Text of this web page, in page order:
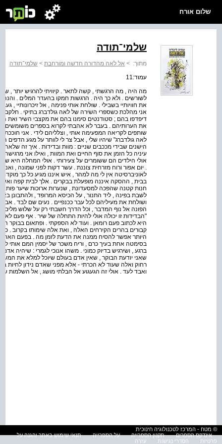
שלום אורח
שלמי־תודה
מתוך: > אל לאה מהדורה חדשה ומורחבת > שלמי־תודה
עמוד:11
מה היה , מה הרגשתי , קשה לתאר . קיוויתי להרגיש יותר ,
לשורשים . ולא כך היה . הרגשות חמקו בהעדר המלים . והנה
את חוויותיי בשבילי . שולחת אותי פנימה , אל זיכרונותיי ,
אני מהלכת כשספרי השירה של לאה גולדברג בתיקי . חלקם
דיפדפו בהם ; סטודנטים סימנו בהם את מקצבי השיר ואת
את הערותיהם . בעבר לא אהבתי לקרוא בספרים משומשים ,
שותפים לקריאה המפעימה אותי , וצלליהם לידי . אני
לאה גולדברג" שיהיו שלי , אבל צר לי לוותר על מגע הדפים
הישנים שבידי מככבים שניים : מוות ובדידות . איך זה שלאה
עיניה כל הזמן את סוף החיים ואת המוות , ואילו אני
אולי הילדים הם ששומרים על צעירותי . אולי המחלה היא
. יום אפור ורוח מזרחית צוננת . עשר דקות לפני שמונה ,
לאוניברסיטה אין לי מה למהר , איש איננו מגיע כל כך
בבית , ההסקה איננה מופעלת בבקרים . אלך לבית קפה
חנות קטנה שהפכה למסעדונת , שנערות ארוכות שיער
לשבת בפינה , ליד התנור , על הכיסא המרופד , ולהתבונן
ושולחת את מעיליהם לכל עבר ככנפיים . נעים שם לבד .
הפונה אל נוף המדבר , וכל הדרך חשבתי רק על שלוש מלים
"הבדידות זו יכולה אולי להיות התחלה של שיר . אף פעם
היא לכתוב פעם רומאן . ועוד לא הספקתי . ופתאום בבוקר
קבורים בהרים הקירחים האלה , ואת אלה שימותו בקרוב .
היותר אפשר להסיח ממנה את הדעת לזמן מה . בפעם
בסימטה אחת בעיך כרם , וריח משכר של יסמין המם אותי
ברגע , ושירגיש בדיוק כמוני . משהו אנוכי לגמרי : שיהיה
שאני יודעת הבוקר , שאין אדם בעולם שיוכל למלא את
רחוק ואלה שעוד לא הכרתי - אלא מפני שאדם נידון לחיות
ואבד לעד . אולי זה הגעגוע אל הבלתי מושג , אל השלמות של
© מטח - המרכז לטכנולוגיה חינוכית
אינדקס הספרים
תקנון הספרייה על הספרייה
תנאי שימוש באתר והגנה על
פרטיות
הסדרי נגישות עזרה